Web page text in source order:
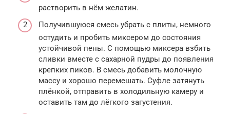
растворить в нём желатин.
Получившуюся смесь убрать с плиты, немного
остудить и пробить миксером до состояния
устойчивой пены. С помощью миксера взбить
сливки вместе с сахарной пудры до появления
крепких пиков. В смесь добавить молочную
массу и хорошо перемешать. Суфле затянуть
плёнкой, отправить в холодильную камеру и
оставить там до лёгкого загустения.